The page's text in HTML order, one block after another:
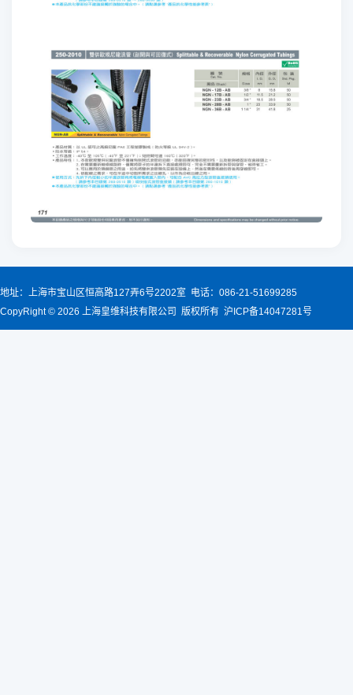
地址：上海市宝山区恒高路127弄6号2202室 电话：086-21-51699285
CopyRight © 2026 上海皇维科技有限公司 版权所有 沪ICP备14047281号